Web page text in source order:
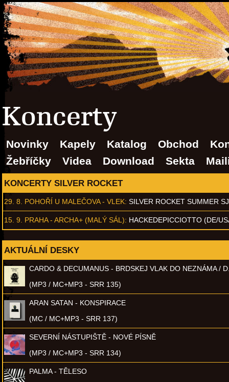
Koncerty
Novinky Kapely Katalog Obchod
Žebříčky
Videa Download Sekta
KONCERTY SILVER ROCKET
29. 8. POHOŘÍ U MALEČOVA - VLEK: SILVER ROCKET SUMMER
15. 9. PRAHA - ARCHA+ (MALÝ SÁL): HACKEDEPICCIOTTO (DE/
AKTUÁLNÍ DESKY
CARDO & DECUMANUS - BRDSKEJ VLAK DO NEZNÁMA /
(MP3 / MC+MP3 - SRR 135)
ARAN SATAN - KONSPIRACE
(MC / MC+MP3 - SRR 137)
SEVERNÍ NÁSTUPIŠTĚ - NOVÉ PÍSNĚ
(MP3 / MC+MP3 - SRR 134)
PALMA - TĚLESO